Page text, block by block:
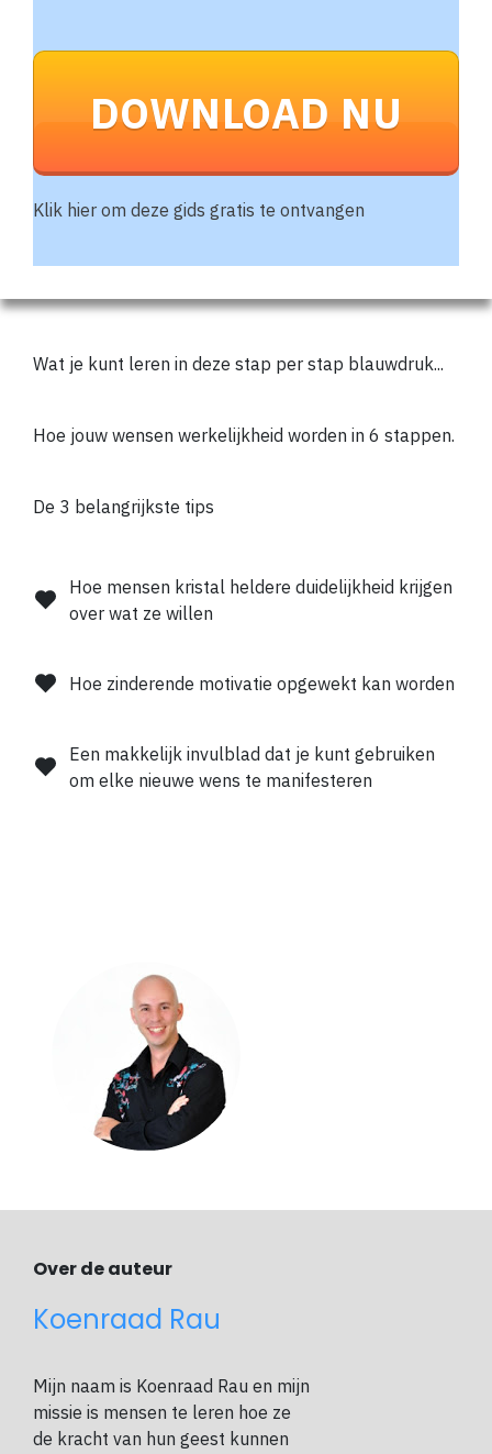
DOWNLOAD NU
Klik hier om deze gids gratis te ontvangen
Wat je kunt leren in deze stap per stap blauwdruk...
Hoe jouw wensen werkelijkheid worden in 6 stappen.
De 3 belangrijkste tips
Hoe mensen kristal heldere duidelijkheid krijgen
over wat ze willen
Hoe zinderende motivatie opgewekt kan worden
Een makkelijk invulblad dat je kunt gebruiken
om elke nieuwe wens te manifesteren
Over de auteur
Koenraad Rau
Mijn naam is Koenraad Rau en mijn
missie is mensen te leren hoe ze
de kracht van hun geest kunnen